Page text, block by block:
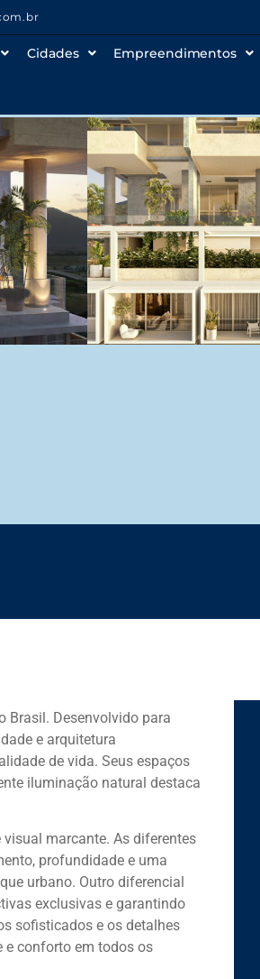
Cidades Empreendimentos
Brasil. Desenvolvido para
e arquitetura
de vida. Seus espaços
iluminação natural destaca
marcante. As diferentes
profundidade e uma
urbano. Outro diferencial
exclusivas e garantindo
sofisticados e os detalhes
e conforto em todos os